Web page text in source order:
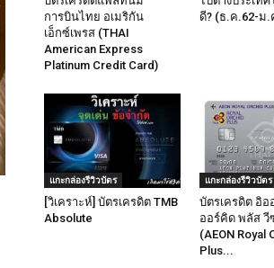
การบินไทย อเมริกัน
เอ็กซ์เพรส (THAI
American Express
Platinum Credit Card)
ดี? (ธ.ค.62-ม.
แกะกล่องรีวิวบัตร
[วิเคราะห์] บัตรเครดิต TMB
Absolute
แกะกล่องรีวิวบัตร
บัตรเครดิต อิอ
ออร์คิด พลัส
(AEON Royal
Plus...